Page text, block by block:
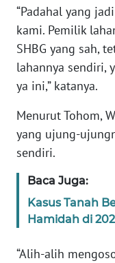
“Padahal yang
kami. Pemilik
SHBG yang sah,
lahannya sendiri,
ya ini,” katanya.
Menurut Tohom,
yang ujung-
sendiri.
Baca Juga:
Kasus Tanah
Hamidah di
“Alih-alih
BANTEN
WN
NTT
KEPRI
WN
WN
PAPUA